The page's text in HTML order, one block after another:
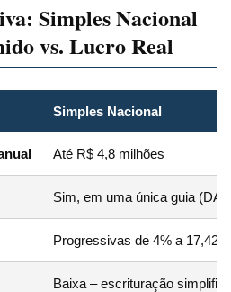
Simples Nacional
vs. Lucro Real
Simples Nacional
Até R$ 4,8 milhões
Sim, em uma única guia
Progressivas de 4% a
Baixa – escrituração